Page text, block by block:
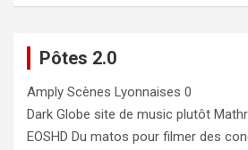
Pôtes 2.0
Amply Scènes Lyonnaises 0
Dark Globe site de music plutôt
EOSHD Du matos pour filmer des